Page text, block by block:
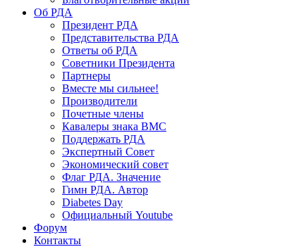
Об РДА
Президент РДА
Представительства РДА
Ответы об РДА
Советники Президента
Партнеры
Вместе мы сильнее!
Производители
Почетные члены
Кавалеры знака ВМС
Поддержать РДА
Экспертный Совет
Экономический совет
Флаг РДА. Значение
Гимн РДА. Автор
Diabetes Day
Официальный Youtube
Форум
Контакты